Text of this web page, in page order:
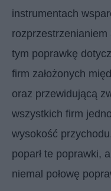
instrumentach
tym poprawkę
firm założonych
oraz przewidującą
wszystkich firm
wysokość
poparł te poprawki,
niemal połowę